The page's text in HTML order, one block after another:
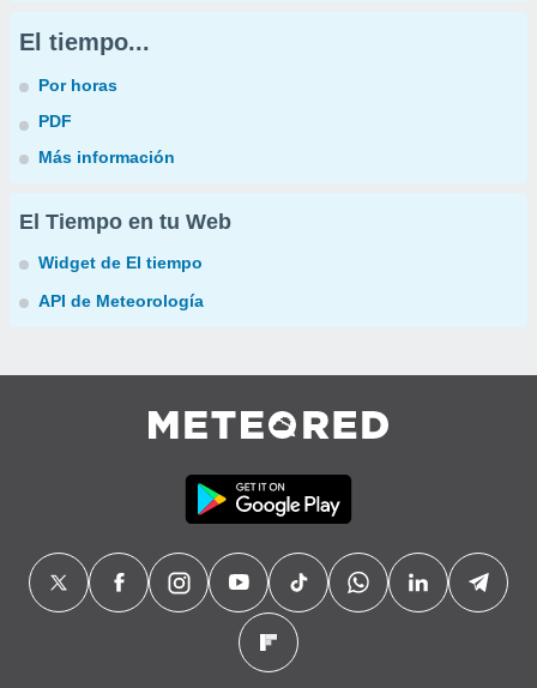
El tiempo...
Por horas
PDF
Más información
El Tiempo en tu Web
Widget de El tiempo
API de Meteorología